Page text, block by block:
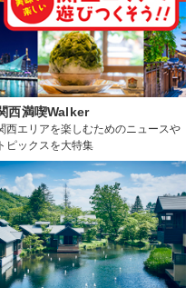
西満喫Walker
西エリアを楽しむためのニュースや
トピックスを大特集